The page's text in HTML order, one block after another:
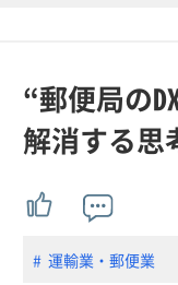
“郵便局の
解消する思
運輸業・郵便業